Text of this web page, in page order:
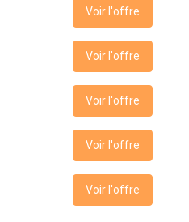
Voir l'offre
Voir l'offre
Voir l'offre
Voir l'offre
Voir l'offre